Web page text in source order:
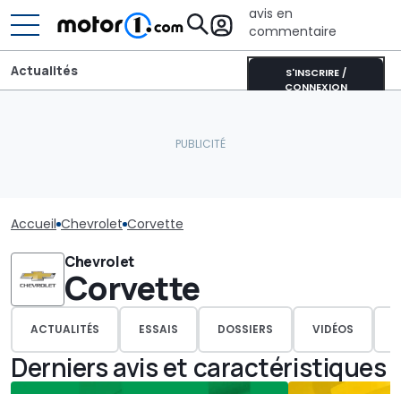
avis en
commentaire
S'INSCRIRE /
CONNEXION
Actualités
Accueil Chevrolet Corvette
Chevrolet
Corvette
ACTUALITÉS ESSAIS DOSSIERS VIDÉOS
Derniers avis et caractéristiques